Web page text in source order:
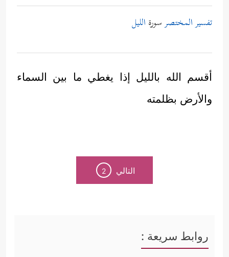
تفسير المختصرسورة الليل
أقسم الله بالليل إذا يغطي ما بين السماء
والأرض بظلمته
التالي 2
روابط سريعة :